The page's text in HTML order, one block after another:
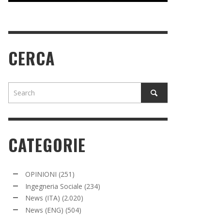
CERCA
CATEGORIE
OPINIONI (251)
Ingegneria Sociale (234)
News (ITA) (2.020)
News (ENG) (504)